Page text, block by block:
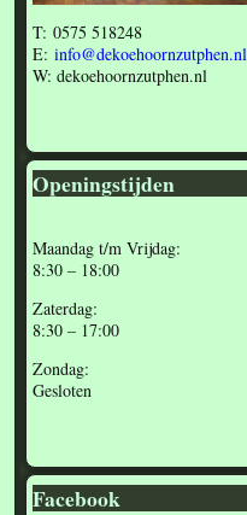
T: 0575 518248
E:info@dekoehoornzutphen.nl
W: dekoehoornzutphen.nl
Openingstijden
Maandag t/m Vrijdag:
8:30 – 18:00
Zaterdag:
8:30 – 17:00
Zondag:
Gesloten
Facebook